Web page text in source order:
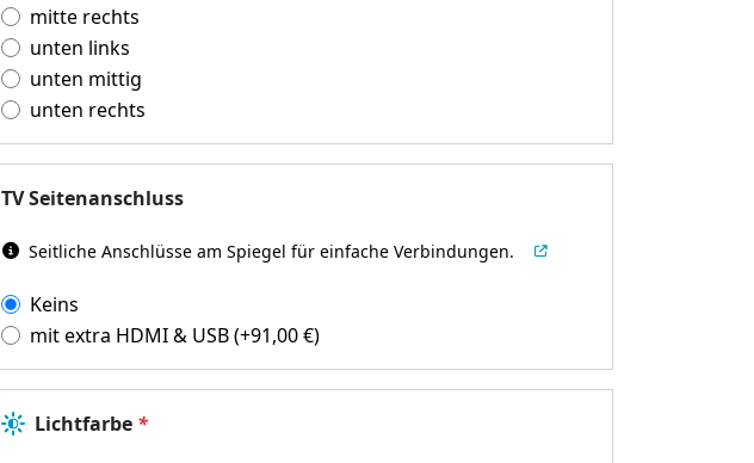
mitte rechts
unten links
unten mittig
unten rechts
TV Seitenanschluss
Seitliche Anschlüsse am Spiegel für einfache Verbindungen.
Keins
mit extra HDMI & USB(+91,00€)
Lichtfarbe *